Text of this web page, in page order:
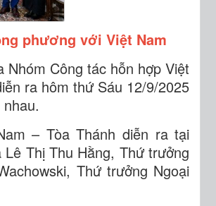
phương với Việt Nam
Công tác hỗn hợp Việt
ra hôm thứ Sáu 12/9/2025
– Tòa Thánh diễn ra tại
Thị Thu Hằng, Thứ trưởng
Thứ trưởng Ngoại